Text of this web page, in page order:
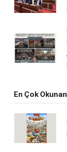
En Çok